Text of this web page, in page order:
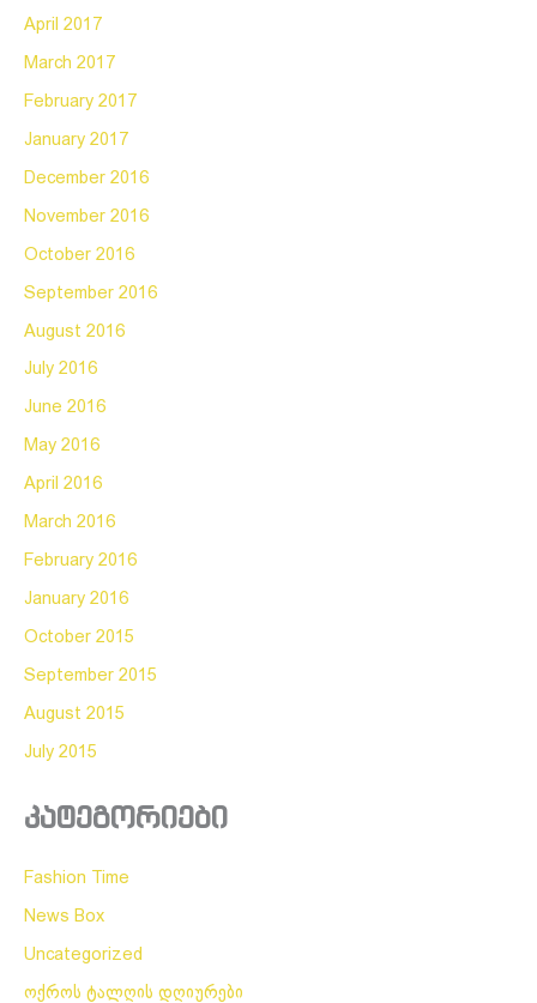
April 2017
March 2017
February 2017
January 2017
December 2016
November 2016
October 2016
September 2016
August 2016
July 2016
June 2016
May 2016
April 2016
March 2016
February 2016
January 2016
October 2015
September 2015
August 2015
July 2015
კატეგორიები
Fashion Time
News Box
Uncategorized
ოქროს ტალღის დღიურები